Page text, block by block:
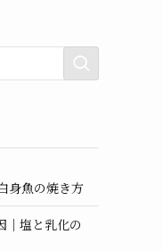
身魚の焼き方
｜塩と乳化の